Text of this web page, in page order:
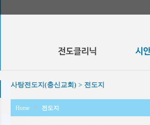
사탕전도지(충신교회) > 전도지
Home 전도지